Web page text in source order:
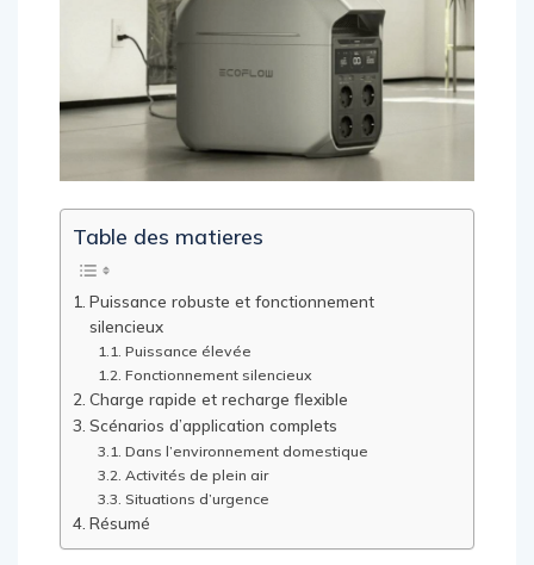
Table des matieres
Puissance robuste et fonctionnement
silencieux
Puissance élevée
Fonctionnement silencieux
Charge rapide et recharge flexible
Scénarios d’application complets
Dans l’environnement domestique
Activités de plein air
Situations d’urgence
Résumé